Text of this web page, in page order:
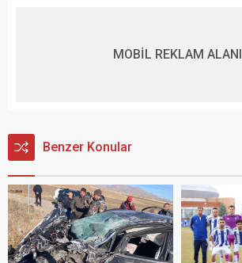
MOBİL REKLAM ALANI
Benzer Konular